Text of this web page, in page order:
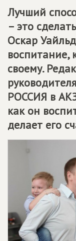
Лучший
– это
Оскар
воспитание,
своему.
РОССИЯ в
как он
делает его